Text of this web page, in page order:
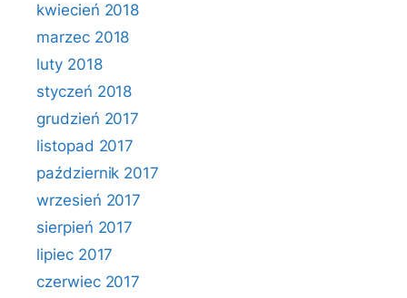
kwiecień 2018
marzec 2018
luty 2018
styczeń 2018
grudzień 2017
listopad 2017
październik 2017
wrzesień 2017
sierpień 2017
lipiec 2017
czerwiec 2017